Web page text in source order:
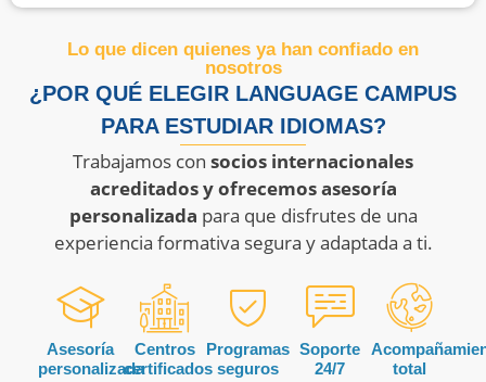
Lo que dicen quienes ya han confiado en
nosotros
¿POR QUÉ ELEGIR LANGUAGE CAMPUS
PARA ESTUDIAR IDIOMAS?
Trabajamos con socios internacionales
acreditados y ofrecemos asesoría
personalizada para que disfrutes de una
experiencia formativa segura y adaptada a ti.
Asesoría
personalizada
Centros
certificados
Programas
seguros
Soporte
24/7
total